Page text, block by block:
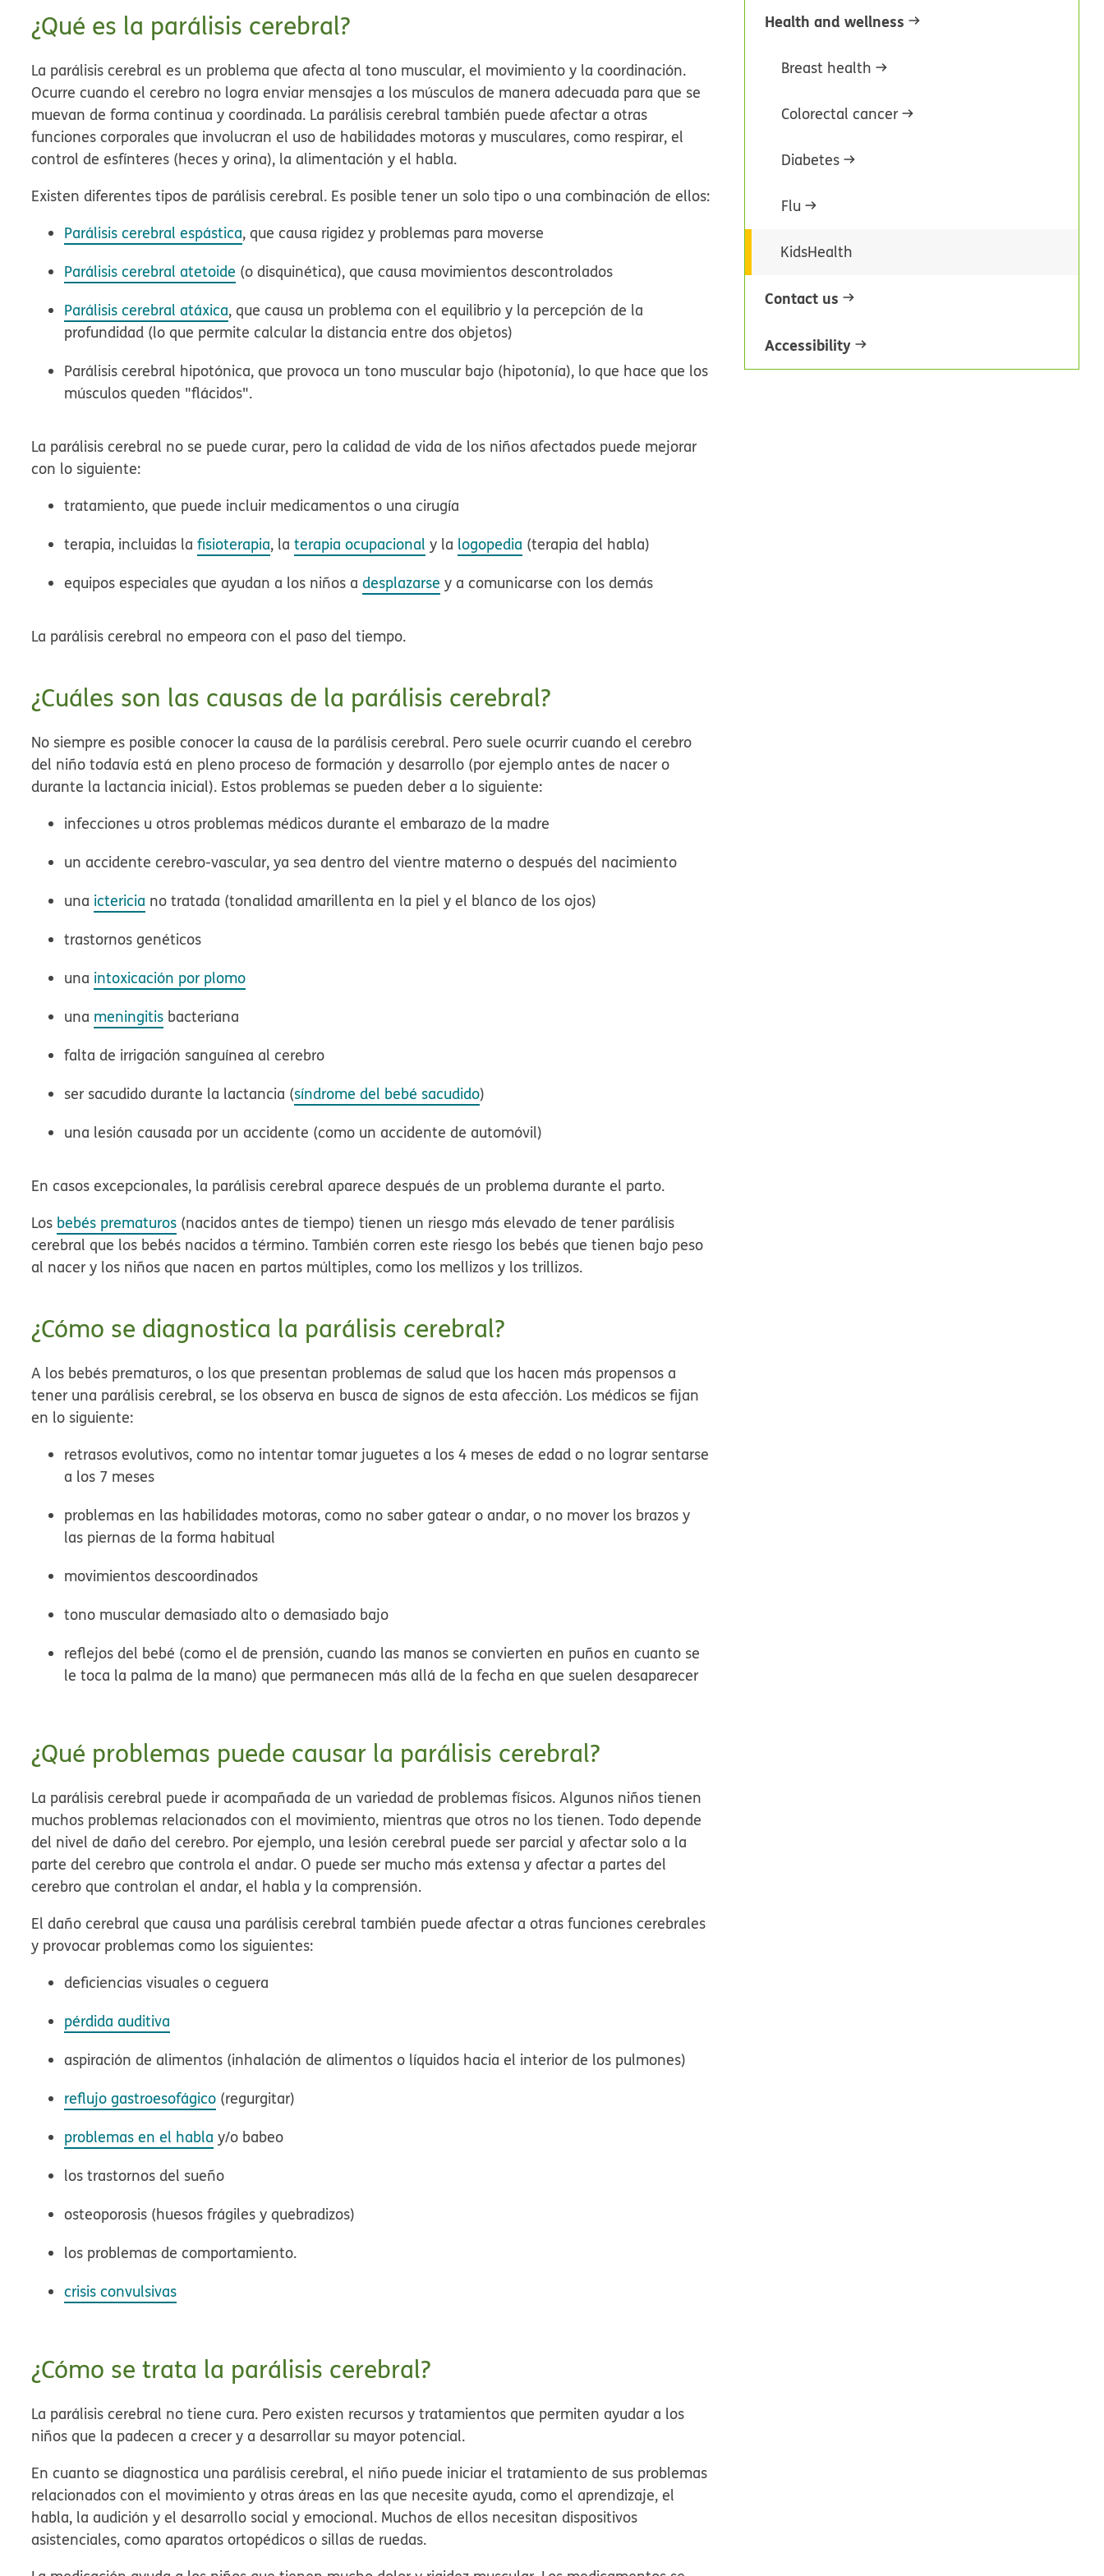
¿Qué es la parálisis cerebral?
La parálisis cerebral es un problema que afecta al tono muscular, el movimiento y la coordinación.
Ocurre cuando el cerebro no logra enviar mensajes a los músculos de manera adecuada para que se
muevan de forma continua y coordinada. La parálisis cerebral también puede afectar a otras
funciones corporales que involucran el uso de habilidades motoras y musculares, como respirar, el
control de esfínteres (heces y orina), la alimentación y el habla.
Existen diferentes tipos de parálisis cerebral. Es posible tener un solo tipo o una combinación de ellos:
Parálisis cerebral espástica, que causa rigidez y problemas para moverse
Parálisis cerebral atetoide (o disquinética), que causa movimientos descontrolados
Parálisis cerebral atáxica, que causa un problema con el equilibrio y la percepción de la
profundidad (lo que permite calcular la distancia entre dos objetos)
Parálisis cerebral hipotónica, que provoca un tono muscular bajo (hipotonía), lo que hace que los
músculos queden "flácidos".
La parálisis cerebral no se puede curar, pero la calidad de vida de los niños afectados puede mejorar
con lo siguiente:
tratamiento, que puede incluir medicamentos o una cirugía
terapia, incluidas lafisioterapia, laterapia ocupacional y la logopedia (terapia del habla)
equipos especiales que ayudan a los niños adesplazarse y a comunicarse con los demás
La parálisis cerebral no empeora con el paso del tiempo.
¿Cuáles son las causas de la parálisis cerebral?
No siempre es posible conocer la causa de la parálisis cerebral. Pero suele ocurrir cuando el cerebro
del niño todavía está en pleno proceso de formación y desarrollo (por ejemplo antes de nacer o
durante la lactancia inicial). Estos problemas se pueden deber a lo siguiente:
infecciones u otros problemas médicos durante el embarazo de la madre
un accidente cerebro-vascular, ya sea dentro del vientre materno o después del nacimiento
una ictericia no tratada (tonalidad amarillenta en la piel y el blanco de los ojos)
trastornos genéticos
una intoxicación por plomo
una meningitis bacteriana
falta de irrigación sanguínea al cerebro
ser sacudido durante la lactancia (síndrome del bebé sacudido)
una lesión causada por un accidente (como un accidente de automóvil)
En casos excepcionales, la parálisis cerebral aparece después de un problema durante el parto.
Los bebés prematuros (nacidos antes de tiempo) tienen un riesgo más elevado de tener parálisis
cerebral que los bebés nacidos a término. También corren este riesgo los bebés que tienen bajo peso
al nacer y los niños que nacen en partos múltiples, como los mellizos y los trillizos.
¿Cómo se diagnostica la parálisis cerebral?
A los bebés prematuros, o los que presentan problemas de salud que los hacen más propensos a
tener una parálisis cerebral, se los observa en busca de signos de esta afección. Los médicos se fijan
en lo siguiente:
retrasos evolutivos, como no intentar tomar juguetes a los 4 meses de edad o no lograr sentarse
a los 7 meses
problemas en las habilidades motoras, como no saber gatear o andar, o no mover los brazos y
las piernas de la forma habitual
movimientos descoordinados
tono muscular demasiado alto o demasiado bajo
reflejos del bebé (como el de prensión, cuando las manos se convierten en puños en cuanto se
le toca la palma de la mano) que permanecen más allá de la fecha en que suelen desaparecer
¿Qué problemas puede causar la parálisis cerebral?
La parálisis cerebral puede ir acompañada de un variedad de problemas físicos. Algunos niños tienen
muchos problemas relacionados con el movimiento, mientras que otros no los tienen. Todo depende
del nivel de daño del cerebro. Por ejemplo, una lesión cerebral puede ser parcial y afectar solo a la
parte del cerebro que controla el andar. O puede ser mucho más extensa y afectar a partes del
cerebro que controlan el andar, el habla y la comprensión.
El daño cerebral que causa una parálisis cerebral también puede afectar a otras funciones cerebrales
y provocar problemas como los siguientes:
deficiencias visuales o ceguera
pérdida auditiva
aspiración de alimentos (inhalación de alimentos o líquidos hacia el interior de los pulmones)
reflujo gastroesofágico (regurgitar)
problemas en el habla y/o babeo
los trastornos del sueño
osteoporosis (huesos frágiles y quebradizos)
los problemas de comportamiento.
crisis convulsivas
¿Cómo se trata la parálisis cerebral?
La parálisis cerebral no tiene cura. Pero existen recursos y tratamientos que permiten ayudar a los
niños que la padecen a crecer y a desarrollar su mayor potencial.
En cuanto se diagnostica una parálisis cerebral, el niño puede iniciar el tratamiento de sus problemas
relacionados con el movimiento y otras áreas en las que necesite ayuda, como el aprendizaje, el
habla, la audición y el desarrollo social y emocional. Muchos de ellos necesitan dispositivos
asistenciales, como aparatos ortopédicos o sillas de ruedas.
Health and wellness
Breast health
Colorectal cancer
Diabetes
Flu
KidsHealth
Contact us
Accessibility